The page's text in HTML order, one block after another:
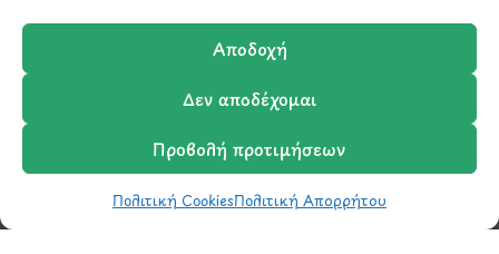
Αποδοχή
Δεν αποδέχομαι
Προβολή προτιμήσεων
Πολιτική CookiesΠολιτική Απορρήτου
επικοινωνήσουμε σύντομα μαζί σας.
ΚαλάθιΣύγκριση
Ο Λογαριασμός μου